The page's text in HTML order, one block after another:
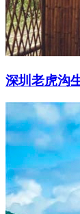
深圳老虎沟